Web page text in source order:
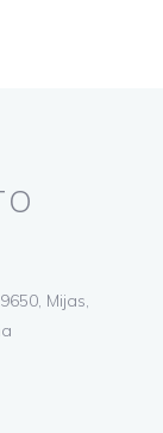
Mijas,